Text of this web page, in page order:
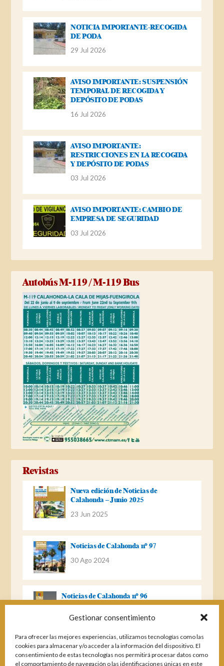
Gestionar consentimiento
Para ofrecer las mejores experiencias, utilizamos tecnologías como las
cookies para almacenar y/o acceder a la información del dispositivo. El
consentimiento de estas tecnologías nos permitirá procesar datos como
el comportamiento de navegación o las identificaciones únicas en este
NOTICIA IMPORTANTE-RECOGIDA
DE PODA
29 Jul 2026
AVISO IMPORTANTE: SUSPENSIÓN
TEMPORAL DE RECOGIDA Y
DEPÓSITO DE PODAS
16 Jul 2026
AVISO IMPORTANTE:
RESTRICCIONES EN LA RECOGIDA
Y DEPÓSITO DE PODAS
03 Jul 2026
AVISO IMPORTANTE: CAMBIO DE
EMPRESA DE SEGURIDAD
03 Jul 2026
Autobús M-119 / M-119 Bus
Revistas
Nueva edición de Noticias de
Calahonda – Junio 2025
23 Jun 2025
Noticias de Calahonda nº 97
30 Ago 2024
Noticias de Calahonda nº 96
Noticias de Calahonda Nº 95
04 Ene 2023